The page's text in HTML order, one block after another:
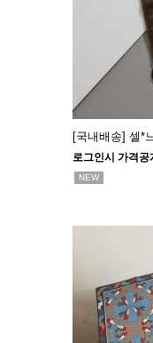
[국내배송] 셀*
로그인시 가격공
NEW